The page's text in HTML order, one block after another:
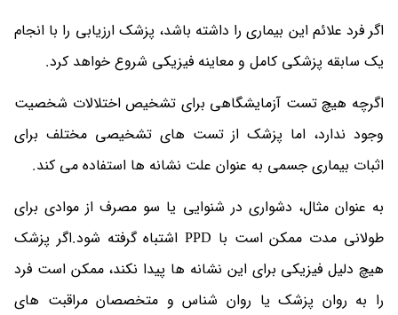
اگر فرد علائم این بیماری را داشته باشد، پزشک ارزیابی را با انجام
یک سابقه پزشکی کامل و معاینه فیزیکی شروع خواهد کرد.
اگرچه هیچ تست آزمایشگاهی برای تشخیص اختلالات شخصیت
وجود ندارد، اما پزشک از تست های تشخیصی مختلف برای
اثبات بیماری جسمی به عنوان علت نشانه ها استفاده می کند.
به عنوان مثال، دشواری در شنوایی یا سو مصرف از موادی برای
طولانی مدت ممکن است با PPD اشتباه گرفته شود.اگر پزشک
هیچ دلیل فیزیکی برای این نشانه ها پیدا نکند، ممکن است فرد
را به روان پزشک یا روان شناس و متخصصان مراقبت های